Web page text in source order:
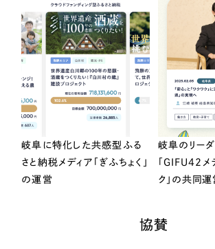
岐阜に特化した共感型ふる
さと納税メディア「ぎふちょく」
の運営
岐阜のリー
「GIFU42メ
ク」の共同運
協賛